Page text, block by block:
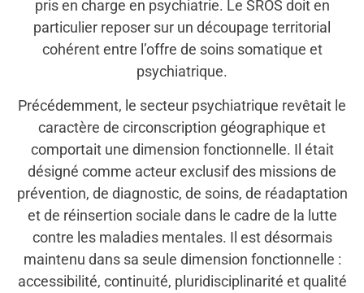
pris en charge en psychiatrie. Le SROS doit en
particulier reposer sur un découpage territorial
cohérent entre l’offre de soins somatique et
psychiatrique.
Précédemment, le secteur psychiatrique revêtait le
caractère de circonscription géographique et
comportait une dimension fonctionnelle. Il était
désigné comme acteur exclusif des missions de
prévention, de diagnostic, de soins, de réadaptation
et de réinsertion sociale dans le cadre de la lutte
contre les maladies mentales. Il est désormais
maintenu dans sa seule dimension fonctionnelle :
accessibilité, continuité, pluridisciplinarité et qualité